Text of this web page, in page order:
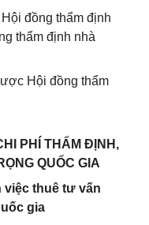
đồng thẩm định
thẩm định nhà
Hội đồng thẩm
PHÍ THẨM ĐỊNH,
QUỐC GIA
việc thuê tư vấn
gia